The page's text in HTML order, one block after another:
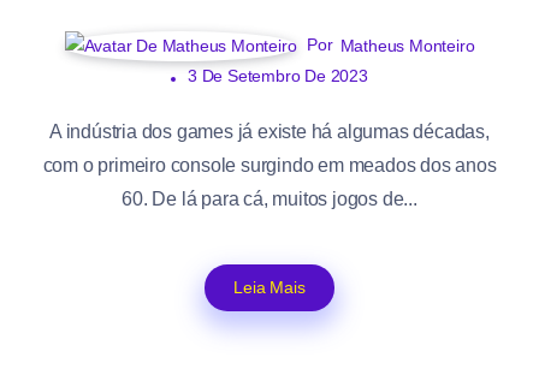
Por Matheus Monteiro
3 De Setembro De 2023
A indústria dos games já existe há algumas décadas,
com o primeiro console surgindo em meados dos anos
60. De lá para cá, muitos jogos de...
Leia Mais